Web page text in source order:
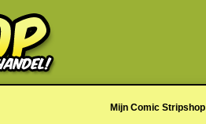
Mijn Comic Stripshop